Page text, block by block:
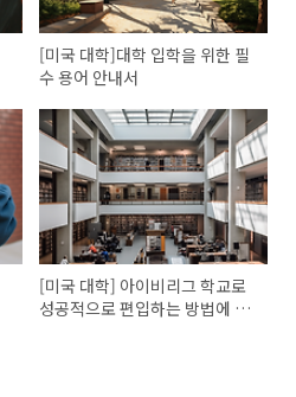
[미국 대학]대학 입학을 위한 필
수 용어 안내서
[미국 대학] 아이비리그 학교로
성공적으로 편입하는 방법에 대